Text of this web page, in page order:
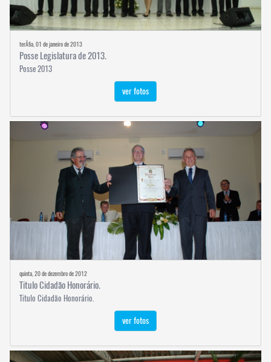
terÃ§a, 01 de janeiro de 2013
Posse Legislatura de 2013.
Posse 2013
ver fotos
quinta, 20 de dezembro de 2012
Titulo Cidadão Honorário.
Titulo Cidadão Honorário.
ver fotos